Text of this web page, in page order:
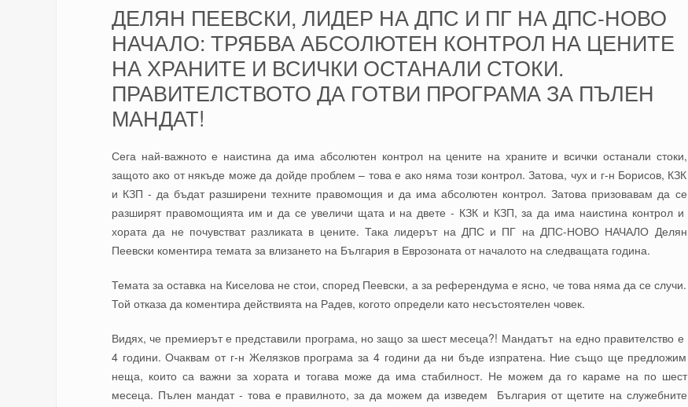
ДЕЛЯН ПЕЕВСКИ, ЛИДЕР НА ДПС И ПГ НА ДПС-НОВО
НАЧАЛО: ТРЯБВА АБСОЛЮТЕН КОНТРОЛ НА ЦЕНИТЕ
НА ХРАНИТЕ И ВСИЧКИ ОСТАНАЛИ СТОКИ.
ПРАВИТЕЛСТВОТО ДА ГОТВИ ПРОГРАМА ЗА ПЪЛЕН
МАНДАТ!
Сега най-важното е наистина да има абсолютен контрол на цените на храните и всички останали стоки,
защото ако от някъде може да дойде проблем – това е ако няма този контрол. Затова, чух и г-н Борисов, КЗК
и КЗП - да бъдат разширени техните правомощия и да има абсолютен контрол. Затова призовавам да се
разширят правомощията им и да се увеличи щата и на двете - КЗК и КЗП, за да има наистина контрол и
хората да не почувстват разликата в цените. Така лидерът на ДПС и ПГ на ДПС-НОВО НАЧАЛО Делян
Пеевски коментира темата за влизането на България в Еврозоната от началото на следващата година.
Темата за оставка на Киселова не стои, според Пеевски, а за референдума е ясно, че това няма да се случи.
Той отказа да коментира действията на Радев, когото определи като несъстоятелен човек.
Видях, че премиерът е представили програма, но защо за шест месеца?! Мандатът на едно правителство е
4 години. Очаквам от г-н Желязков програма за 4 години да ни бъде изпратена. Ние също ще предложим
неща, които са важни за хората и тогава може да има стабилност. Не можем да го караме на по шест
месеца. Пълен мандат - това е правилното, за да можем да изведем България от щетите на служебните